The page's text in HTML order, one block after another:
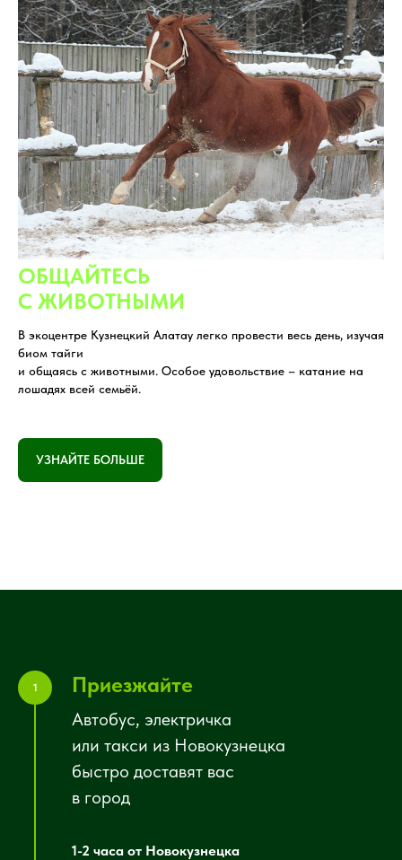
ОБЩАЙТЕСЬ
С ЖИВОТНЫМИ
В экоцентре Кузнецкий Алатау легко провести весь день, изучая
биом тайги
и общаясь с животными. Особое удовольствие – катание на
лошадях всей семьёй.
УЗНАЙТЕ БОЛЬШЕ
1 Приезжайте
Автобус, электричка
или такси из Новокузнецка
быстро доставят вас
в город
1-2 часа от Новокузнецка